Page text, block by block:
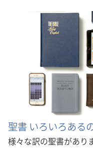
聖書 いろいろある
様々な訳の聖書があり